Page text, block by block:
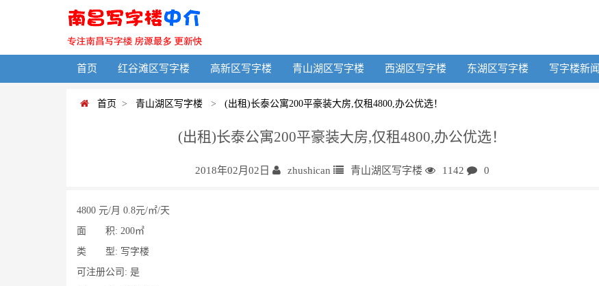
首页 红谷滩区写字楼 高新区写字楼 青山湖区写字楼 西湖区写字楼 东湖区写字楼 写字楼新闻
首页 > 青山湖区写字楼 > (出租)长泰公寓200平豪装大房,仅租4800,办公优选！
(出租)长泰公寓200平豪装大房,仅租4800,办公优选！
2018年02月02日 zhushican 青山湖区写字楼 1142 0
4800 元/月 0.8元/㎡/天
面 积: 200㎡
类 型: 写字楼
可注册公司: 是